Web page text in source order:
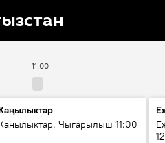
11:00
Чыгарылыш 11:00